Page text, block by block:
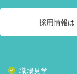
採用情報は
職場見学